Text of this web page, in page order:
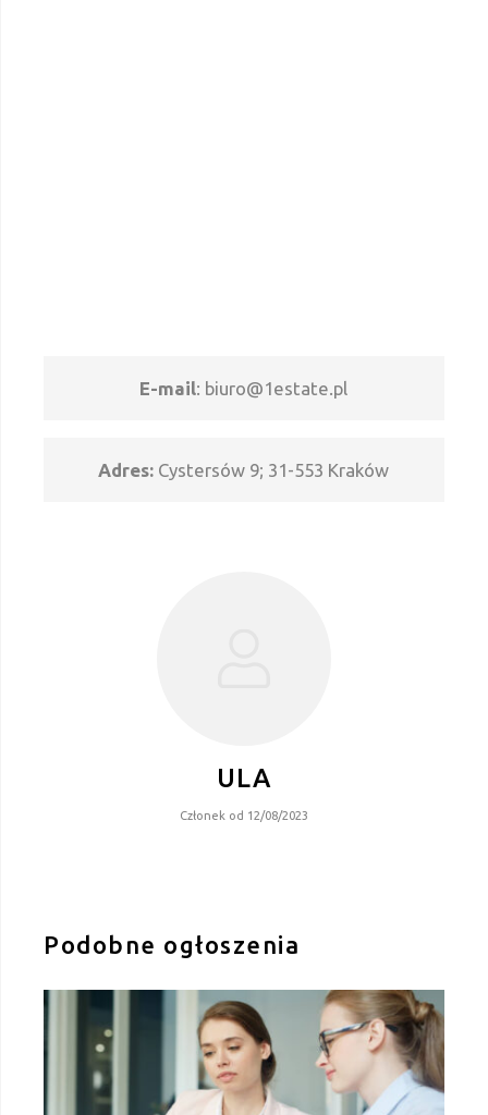
E-mail: biuro@1estate.pl
Adres: Cystersów 9; 31-553 Kraków
ULA
Członek od 12/08/2023
Podobne ogłoszenia